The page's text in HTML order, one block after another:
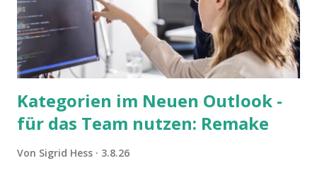
Kategorien im Neuen Outlook -
für das Team nutzen: Remake
Von Sigrid Hess 3.8.26